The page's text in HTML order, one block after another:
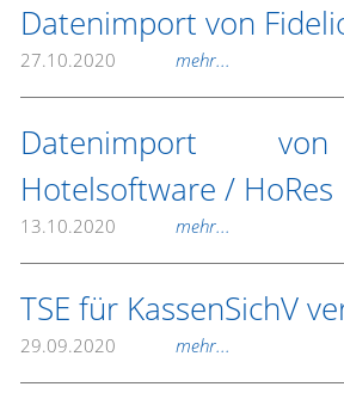
Datenimport von
27.10.2020 mehr...
Datenimport
Hotelsoftware / HoRes
13.10.2020 mehr...
TSE für KassenSichV
29.09.2020 mehr...